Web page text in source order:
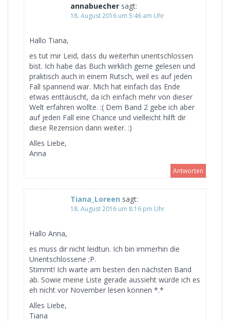
annabuecher sagt:
18. August 2016 um 5:46 am Uhr
Hallo Tiana,
es tut mir Leid, dass du weiterhin unentschlossen
bist. Ich habe das Buch wirklich gerne gelesen und
praktisch auch in einem Rutsch, weil es auf jeden
Fall spannend war. Mich hat einfach das Ende
etwas enttäuscht, da ich einfach mehr von dieser
Welt erfahren wollte. :( Dem Band 2 gebe ich aber
auf jeden Fall eine Chance und vielleicht hilft dir
diese Rezension dann weiter. :)
Alles Liebe,
Anna
Antworten
Tiana_Loreen sagt:
18. August 2016 um 8:16 pm Uhr
Hallo Anna,
es muss dir nicht leidtun. Ich bin immerhin die
Unentschlossene ;P.
Stimmt! Ich warte am besten den nächsten Band
ab. Sowie meine Liste gerade aussieht würde ich es
eh nicht vor November lesen können *.*
Alles Liebe,
Tiana